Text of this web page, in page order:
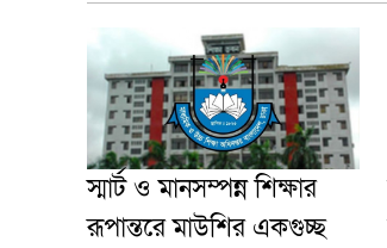
স্মার্ট ও মানসম্পন্ন শিক্ষার
রূপান্তরে মাউশির একগুচ্ছ